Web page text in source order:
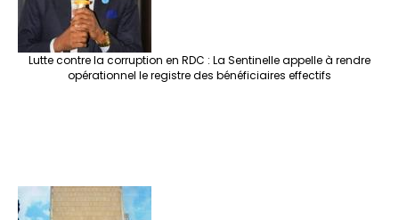
Lutte contre la corruption en RDC : La Sentinelle appelle à rendre
opérationnel le registre des bénéficiaires effectifs